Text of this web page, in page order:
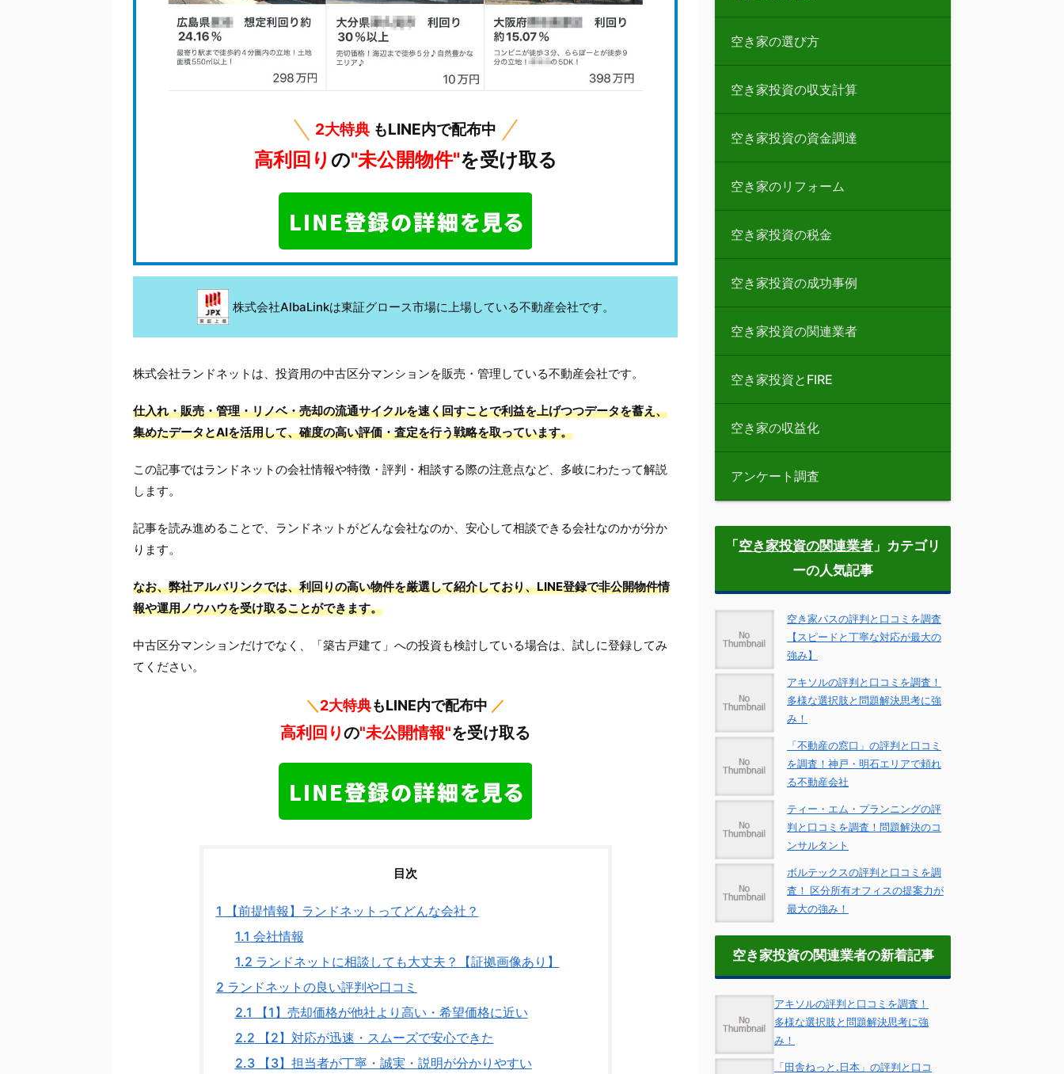
2大特典もLINE内で配布中
高利回り の"未公開物件"を受け取る
株式会社AlbaLinkは東証グロース市場に上場している不動産会社です。
株式会社ランドネットは、投資用の中古区分マンションを販売・管理している不動産会社です。
仕入れ・販売・管理・リノベ・売却の流通サイクルを速く回すことで利益を上げつつデータを蓄え、
集めたデータとAIを活用して、確度の高い評価・査定を行う戦略を取っています。
この記事ではランドネットの会社情報や特徴・評判・相談する際の注意点など、多岐にわたって解説
します。
記事を読み進めることで、ランドネットがどんな会社なのか、安心して相談できる会社なのかが分か
ります。
なお、弊社アルバリンクでは、利回りの高い物件を厳選して紹介しており、LINE登録で非公開物件情
報や運用ノウハウを受け取ることができます。
中古区分マンションだけでなく、「築古戸建て」への投資も検討している場合は、試しに登録してみ
てください。
＼ 2大特典もLINE内で配布中 ／
高利回りの"未公開情報"を受け取る
目次
1 【前提情報】ランドネットってどんな会社？
1.1 会社情報
1.2 ランドネットに相談しても大丈夫？【証拠画像あり】
2 ランドネットの良い評判や口コミ
2.1 【1】売却価格が他社より高い・希望価格に近い
2.2 【2】対応が迅速・スムーズで安心できた
2.3【3】担当者が丁寧・誠実・説明が分かりやすい
空き家の選び方
空き家投資の収支計算
空き家投資の資金調達
空き家のリフォーム
空き家投資の税金
空き家投資の成功事例
空き家投資の関連業者
空き家投資とFIRE
空き家の収益化
アンケート調査
「空き家投資の関連業者 」カテゴリ
ーの人気記事
空き家パスの評判と口コミを調査
【スピードと丁寧な対応が最大の
強み】
アキソルの評判と口コミを調査！
多様な選択肢と問題解決思考に強
み！
「不動産の窓口」の評判と口コミ
を調査！神戸・明石エリアで頼れ
る不動産会社
ティー・エム・プランニングの評
判と口コミを調査！問題解決のコ
ンサルタント
ボルテックスの評判と口コミを調
査！ 区分所有オフィスの提案力が
最大の強み！
空き家投資の関連業者の新着記事
アキソルの評判と口コミを調査！
多様な選択肢と問題解決思考に強
み！
「田舎ねっと.日本」の評判と口コ